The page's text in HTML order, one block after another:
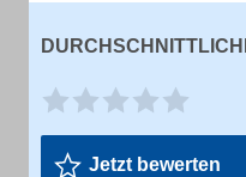
Jetzt bewerten